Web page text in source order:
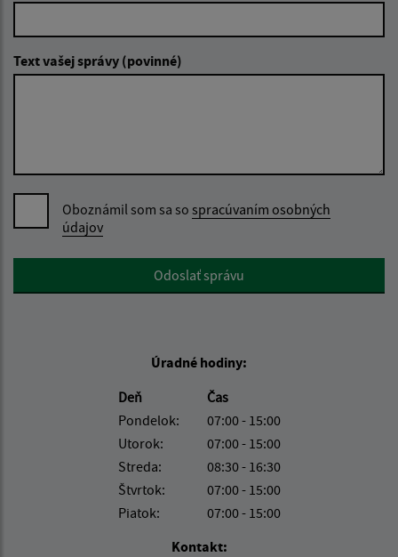
Text vašej správy (povinné)
Oboznámil som sa so spracúvaním osobných
údajov
Google reCaptcha ResponseOdoslať správu
Úradné hodiny:
Deň
Čas
Pondelok:
07:00 - 15:00
Utorok:
07:00 - 15:00
Streda:
08:30 - 16:30
Štvrtok:
07:00 - 15:00
Piatok:
07:00 - 15:00
Kontakt: